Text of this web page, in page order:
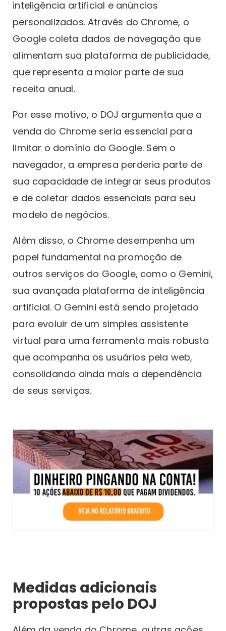
inteligência artificial e anúncios
personalizados. Através do Chrome, o
Google coleta dados de navegação que
alimentam sua plataforma de publicidade,
que representa a maior parte de sua
receita anual.
Por esse motivo, o DOJ argumenta que a
venda do Chrome seria essencial para
limitar o domínio do Google. Sem o
navegador, a empresa perderia parte de
sua capacidade de integrar seus produtos
e de coletar dados essenciais para seu
modelo de negócios.
Além disso, o Chrome desempenha um
papel fundamental na promoção de
outros serviços do Google, como o Gemini,
sua avançada plataforma de inteligência
artificial. O Gemini está sendo projetado
para evoluir de um simples assistente
virtual para uma ferramenta mais robusta
que acompanha os usuários pela web,
consolidando ainda mais a dependência
de seus serviços.
Medidas adicionais
propostas pelo DOJ